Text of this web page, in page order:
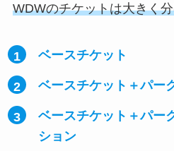
WDWのチケットは大きく
ベースチケット
ベースチケット＋パー
ベースチケット＋パー
ション